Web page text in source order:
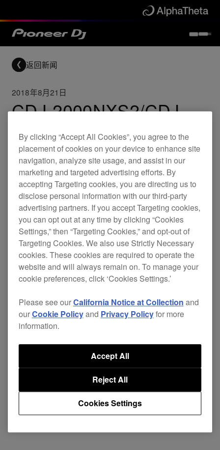
返回新闻
2018年8月21日
CDJ-2000NXS2/CDJ-
TOUR1/XDJ-1000MK2
固件更新（版本 1.84/版
本 1.55/版本 1.41）
Updates CDJ-2000NXS2 XDJ-1000MK2
已修复
使用匹配功能时不一致。
CDJ-2000NXS2（版本 1.84）
CDJ-TOUR1（版本 1.55）
XDJ-1000MK2（版本 1.41）
By clicking “Accept All Cookies”, you agree to the
placement of cookies on your device to enhance site
navigation, analyze site usage, and assist in our
marketing and targeted advertising efforts. By
accepting Targeting cookies, you are directing us to
disclose personal information with our third-party
advertising partners. If you accept Targeting cookies,
you can opt out at any time by clicking “Cookies
Settings,” then “Targeting Cookies,” and opt-out of
Targeting Cookies. We also use Strictly Necessary
cookies. These cookies are required to operate the
website and will always remain on. To manage your
cookie preferences, click ‘Cookies Settings.’
Please see ourCalifornia Notice at Collection and
ourCookie Policyand Privacy Policyfor more
information.
Cookies Settings
Reject All
Accept All